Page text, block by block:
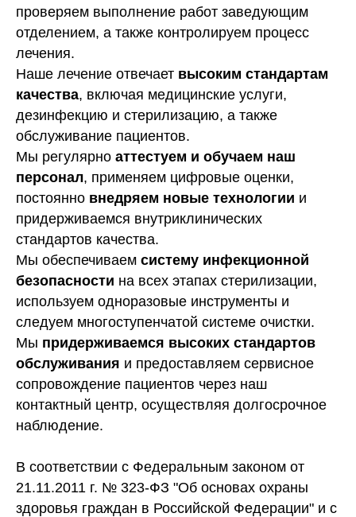
проверяем выполнение работ заведующим
отделением, а также контролируем процесс
лечения.
Наше лечение отвечает высоким стандартам
качества, включая медицинские услуги,
дезинфекцию и стерилизацию, а также
обслуживание пациентов.
Мы регулярно аттестуем и обучаем наш
персонал, применяем цифровые оценки,
постоянно внедряем новые технологии и
придерживаемся внутриклинических
стандартов качества.
Мы обеспечиваем систему инфекционной
безопасности на всех этапах стерилизации,
используем одноразовые инструменты и
следуем многоступенчатой системе очистки.
Мы придерживаемся высоких стандартов
обслуживания и предоставляем сервисное
сопровождение пациентов через наш
контактный центр, осуществляя долгосрочное
наблюдение.
В соответствии с Федеральным законом от
21.11.2011 г. № 323-ФЗ "Об основах охраны
здоровья граждан в Российской Федерации" и с